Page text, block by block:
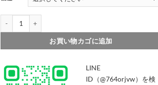
003
お買い物カゴに追加
LINE
ID（@764orjvw）を検